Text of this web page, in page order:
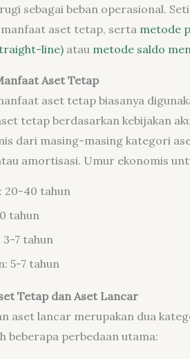
sebagai beban operasional.
aset tetap, serta metode
line)atau metode saldo
Aset Tetap
aset tetap biasanya
tetap berdasarkan kebijakan
dari masing-masing kategori
amortisasi. Umur ekonomis
20-40 tahun
tahun
7 tahun
5-7 tahun
Tetap dan Aset Lancar
aset lancar merupakan dua
beberapa perbedaan utama: